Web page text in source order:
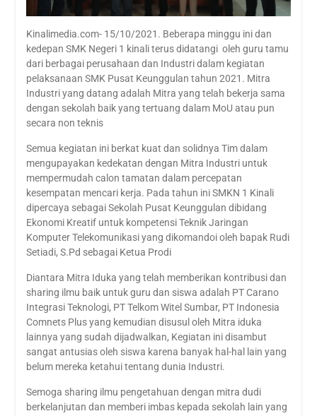
Kinalimedia.com- 15/10/2021. Beberapa minggu ini dan
kedepan SMK Negeri 1 kinali terus didatangi oleh guru tamu
dari berbagai perusahaan dan Industri dalam kegiatan
pelaksanaan SMK Pusat Keunggulan tahun 2021. Mitra
Industri yang datang adalah Mitra yang telah bekerja sama
dengan sekolah baik yang tertuang dalam MoU atau pun
secara non teknis
Semua kegiatan ini berkat kuat dan solidnya Tim dalam
mengupayakan kedekatan dengan Mitra Industri untuk
mempermudah calon tamatan dalam percepatan
kesempatan mencari kerja. Pada tahun ini SMKN 1 Kinali
dipercaya sebagai Sekolah Pusat Keunggulan dibidang
Ekonomi Kreatif untuk kompetensi Teknik Jaringan
Komputer Telekomunikasi yang dikomandoi oleh bapak Rudi
Setiadi, S.Pd sebagai Ketua Prodi
Diantara Mitra Iduka yang telah memberikan kontribusi dan
sharing ilmu baik untuk guru dan siswa adalah PT Carano
Integrasi Teknologi, PT Telkom Witel Sumbar, PT Indonesia
Comnets Plus yang kemudian disusul oleh Mitra iduka
lainnya yang sudah dijadwalkan, Kegiatan ini disambut
sangat antusias oleh siswa karena banyak hal-hal lain yang
belum mereka ketahui tentang dunia Industri.
Semoga sharing ilmu pengetahuan dengan mitra dudi
berkelanjutan dan memberi imbas kepada sekolah lain yang